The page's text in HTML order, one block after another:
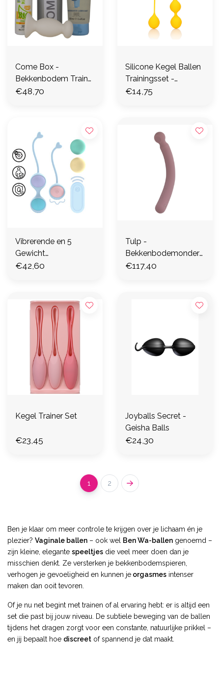
Come Box -
Bekkenbodem Trainer
- 1 Stuk
€48,70
Silicone Kegel Ballen
Trainingsset -
Carambola
€14,75
Vibrerende en 5
Gewicht
Verwisselbare
€42,60
Tulp -
Bekkenbodemonders
teuner - Paars
€117,40
Kegel Trainer Set
€23,45
Joyballs Secret -
Geisha Balls
€24,30
1 2
Ben je klaar om meer controle te krijgen over je lichaam én je
plezier? Vaginale ballen – ook wel Ben Wa-ballen genoemd –
zijn kleine, elegante speeltjes die veel meer doen dan je
misschien denkt. Ze versterken je bekkenbodemspieren,
verhogen je gevoeligheid en kunnen je orgasmes intenser
maken dan ooit tevoren.
Of je nu net begint met trainen of al ervaring hebt: er is altijd een
set die past bij jouw niveau. De subtiele beweging van de ballen
tijdens het dragen zorgt voor een constante, natuurlijke prikkel –
en jij bepaalt hoe discreet of spannend je dat maakt.